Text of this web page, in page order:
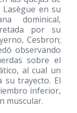
en su
dominical,
por su
Cesbron;
observando
sobre el
al cual un
su trayecto. El
inferior,
muscular.